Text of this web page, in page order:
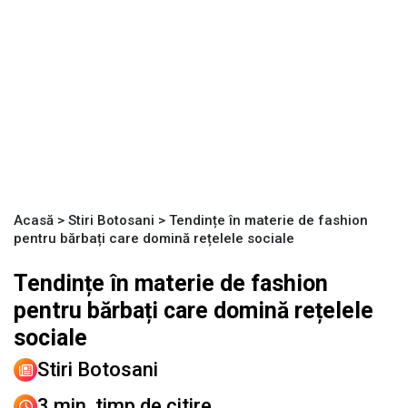
Acasă > Stiri Botosani > Tendințe în materie de fashion
pentru bărbați care domină rețelele sociale
Tendințe în materie de fashion
pentru bărbați care domină rețelele
sociale
Stiri Botosani